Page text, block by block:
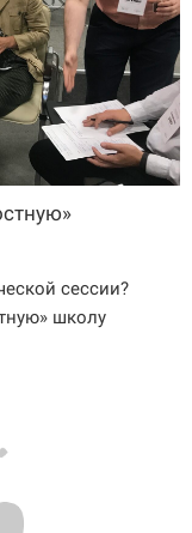
сессии?
школу